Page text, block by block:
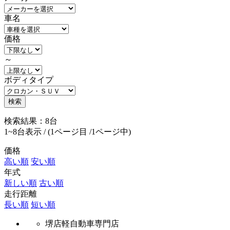
車名
価格
～
ボディタイプ
検索
検索結果： 8台
1~8台表示 /(1ページ目 /1ページ中)
価格
高い順 安い順
年式
新しい順 古い順
走行距離
長い順 短い順
堺店軽自動車専門店